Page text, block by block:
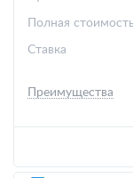
Полная
Ставка
Преимущества